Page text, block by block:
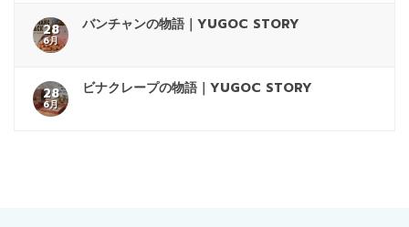
28
6月
バンチャンの物語｜YUGOC STORY
28
6月
ビナクレープの物語｜YUGOC STORY